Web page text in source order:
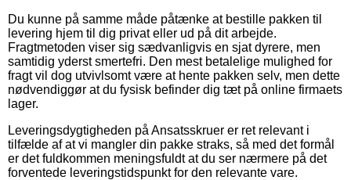
Du kunne på samme måde påtænke at bestille pakken til
levering hjem til dig privat eller ud på dit arbejde.
Fragtmetoden viser sig sædvanligvis en sjat dyrere, men
samtidig yderst smertefri. Den mest betalelige mulighed for
fragt vil dog utvivlsomt være at hente pakken selv, men dette
nødvendiggør at du fysisk befinder dig tæt på online firmaets
lager.
Leveringsdygtigheden på Ansatsskruer er ret relevant i
tilfælde af at vi mangler din pakke straks, så med det formål
er det fuldkommen meningsfuldt at du ser nærmere på det
forventede leveringstidspunkt for den relevante vare.